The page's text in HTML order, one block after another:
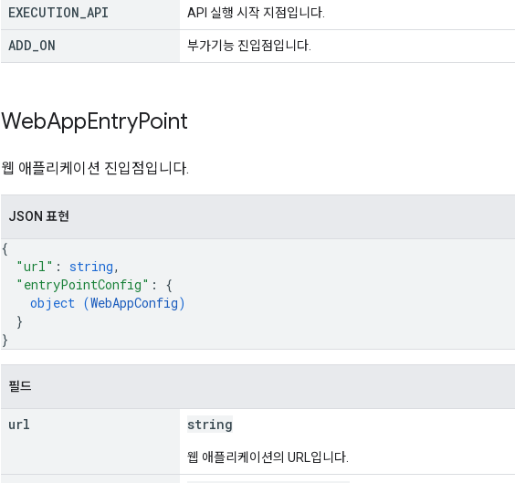
EXECUTION API API 실행 시작 지점입니다.
ADD ON 부가기능 진입점입니다.
WebAppEntryPoint
웹 애플리케이션 진입점입니다.
JSON 표현
{
"url" : string,
"entryPointConfig" : {
object (WebAppConfig)
}
}
필드
url string
웹 애플리케이션의 URL입니다.